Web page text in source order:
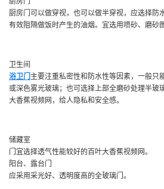
厨房门可以做穿视，也可以做半穿视，应选择防
有效阻隔做饭时产生的油烟。宜选用喷砂、磨砂
卫生间
浴卫门 主要注重私密性和防水性等因素，一般只
或深色雾光玻璃；也可选择上部全磨砂处理半玻
大香蕉视频网，给人隐私和安全感。
储藏室
门宜选择透气性能较好的百叶大香蕉视频网。
阳台、露台门
应采用采光好、透明度高的全玻璃门。